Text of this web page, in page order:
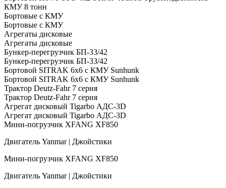
КМУ 8 тонн
Бортовые с КМУ
Бортовые с КМУ
Агрегаты дисковые
Агрегаты дисковые
Бункер-перегрузчик БП-33/42
Бункер-перегрузчик БП-33/42
Бортовой SITRAK 6х6 с КМУ Sunhunk
Бортовой SITRAK 6х6 с КМУ Sunhunk
Трактор Deutz-Fahr 7 серия
Трактор Deutz-Fahr 7 серия
Агрегат дисковый Tigarbo АДС-3D
Агрегат дисковый Tigarbo АДС-3D
Мини-погрузчик XFANG XF850
Двигатель Yanmar | Джойстики
Мини-погрузчик XFANG XF850
Двигатель Yanmar | Джойстики